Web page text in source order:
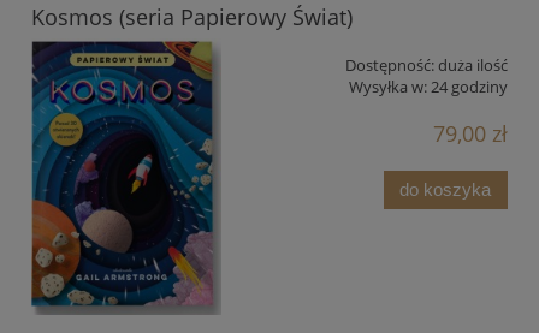
Kosmos (seria Papierowy Świat)
Dostępność: duża ilość
Wysyłka w: 24 godziny
79,00 zł
do koszyka